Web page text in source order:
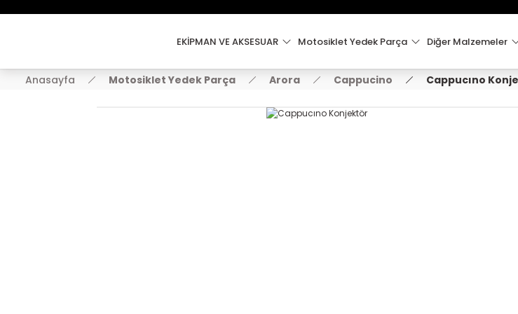
2000 TL VE ÜZERİ KARGO
EKİPMAN VE AKSESUAR Motosiklet Yedek Parça Diğer Malzemeler
Anasayfa Motosiklet Yedek Parça Arora Cappucino Cappucıno